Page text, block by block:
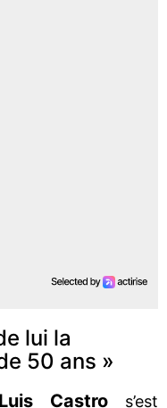
lui la
50 ans »
Castro s’est